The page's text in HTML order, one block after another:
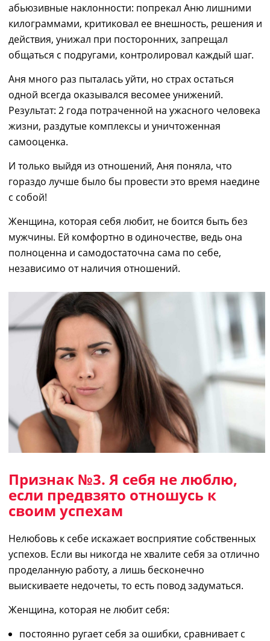
абьюзивные наклонности: попрекал Аню лишними
килограммами, критиковал ее внешность, решения и
действия, унижал при посторонних, запрещал
общаться с подругами, контролировал каждый шаг.
Аня много раз пыталась уйти, но страх остаться
одной всегда оказывался весомее унижений.
Результат: 2 года потраченной на ужасного человека
жизни, раздутые комплексы и уничтоженная
самооценка.
И только выйдя из отношений, Аня поняла, что
гораздо лучше было бы провести это время наедине
с собой!
Женщина, которая себя любит, не боится быть без
мужчины. Ей комфортно в одиночестве, ведь она
полноценна и самодостаточна сама по себе,
независимо от наличия отношений.
Признак №3. Я себя не люблю,
если предвзято отношусь к
своим успехам
Нелюбовь к себе искажает восприятие собственных
успехов. Если вы никогда нехвалите себя за отлично
проделанную работу, а лишь бесконечно
выискиваете недочеты, то есть повод задуматься.
Женщина, которая не любит себя:
постоянно ругает себя за ошибки, сравнивает с